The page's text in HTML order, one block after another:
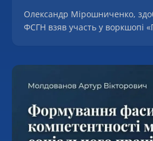
Олександр Мірошниченко,
ФСГН взяв участь у воркшопі